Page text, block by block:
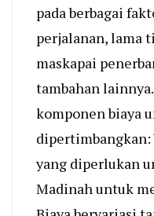
pada berbagai
perjalanan, lama
maskapai
tambahan
komponen biaya
dipertimbangkan:
yang diperlukan
Madinah untuk